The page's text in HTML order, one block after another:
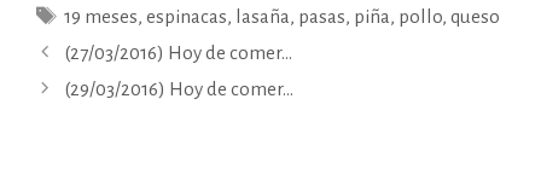
Etiquetas
19 meses,espinacas, lasaña, pasas, piña, pollo,queso
(27/03/2016) Hoy de comer…
(29/03/2016) Hoy de comer…